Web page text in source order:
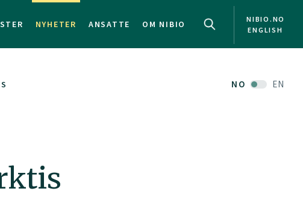
NYHETER ANSATTE OM NIBIO
NIBIO.NO
ENGLISH
NO EN